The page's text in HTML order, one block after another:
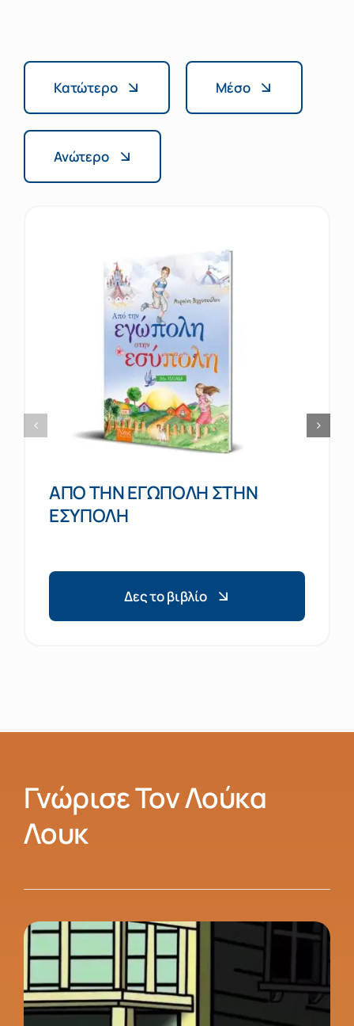
Κατώτερο Μέσο
Ανώτερο
ΑΠΟ ΤΗΝ ΕΓΩΠΟΛΗ ΣΤΗΝ
ΕΣΥΠΟΛΗ
Δες το βιβλίο
Γνώρισε Τον Λούκα
Λουκ